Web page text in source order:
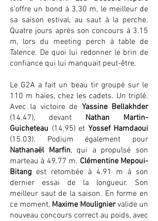
s'offre un bond à 3.30 m, le meilleur de
sa saison estival, au saut à la perche.
Quatre jours après son concours à 3.15
m, lors du meeting perch à table de
Talence. De quoi lui redonner le brin de
confiance qui lui manquait peut-être.
Le G2A a fait un beau tir groupé sur le
110 m haies, chez les cadets. Un triplé.
Avec la victoire de Yassine Bellakhder
(14.47), devant Nathan Martin-
Guicheteau (14.95) et Yossef Hamdaoui
(15.03). Podium également pour
Nathanaël Marfin, qui a propulsé son
marteau à 49.77 m. Clémentine Mepoui-
Bitang est retombée à 4.91 m à son
dernier essai de la longueur. Son
meilleur saut de la saison. En forme en
ce moment, Maxime Mouligniervalide un
nouveau concours correct au poids, avec